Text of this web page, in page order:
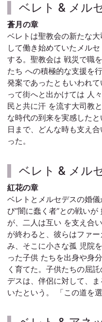
ベレト & メル
蒼月の章
ベレトは聖教会の新たな
して働き始めていたメル
する。聖教会は 戦災で職
たち への積極的な支援を
発案であったともいわれ
って街へと出かけては 人
民と共に汗 を流す大司教
な時代の到来を実感した
日まで、どんな時も支え
った。
ベレト & メル
紅花の章
ベレトとメルセデスの婚
び“闇に蠢く者”との戦い
が、二人は互い を支え合
が終わると、彼らはファ
み、そこに小さな孤 児院
った子供 たちを出身や身
く育てた。子供たちの屈
デスは、伴侶に対して、
いたという。 「この道を